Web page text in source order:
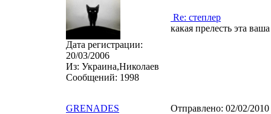
Дата регистрации:
20/03/2006
Из: Украина,Николаев
Сообщений: 1998
Re: степлер
какая прелесть эта
GRENADES Отправлено: 02/02/